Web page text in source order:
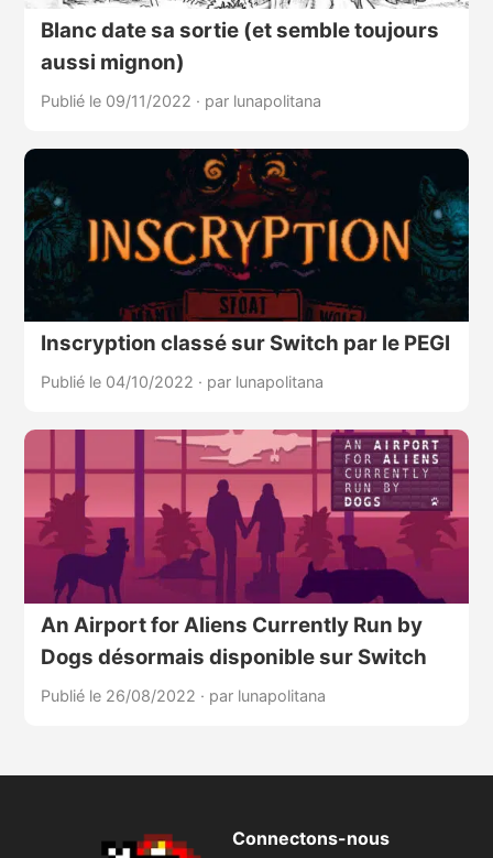
Blanc date sa sortie (et semble toujours
aussi mignon)
Publié le 09/11/2022 · par lunapolitana
Inscryption classé sur Switch par le PEGI
Publié le 04/10/2022 · par lunapolitana
An Airport for Aliens Currently Run by
Dogs désormais disponible sur Switch
Publié le 26/08/2022 · par lunapolitana
Connectons-nous